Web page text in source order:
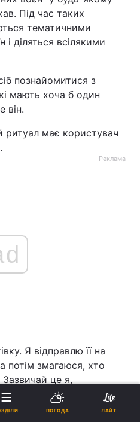
Під час таких
тематичними
і діляться всілякими
познайомитися з
мають хоча б один
він.
ритуал має користувач
Реклама
Я відправлю її на
потім змагаюся, хто
це я,
Потім я
про свої перші
ПОГОДА ЛАЙТ